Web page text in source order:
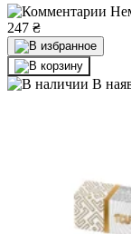
247 ₴
В